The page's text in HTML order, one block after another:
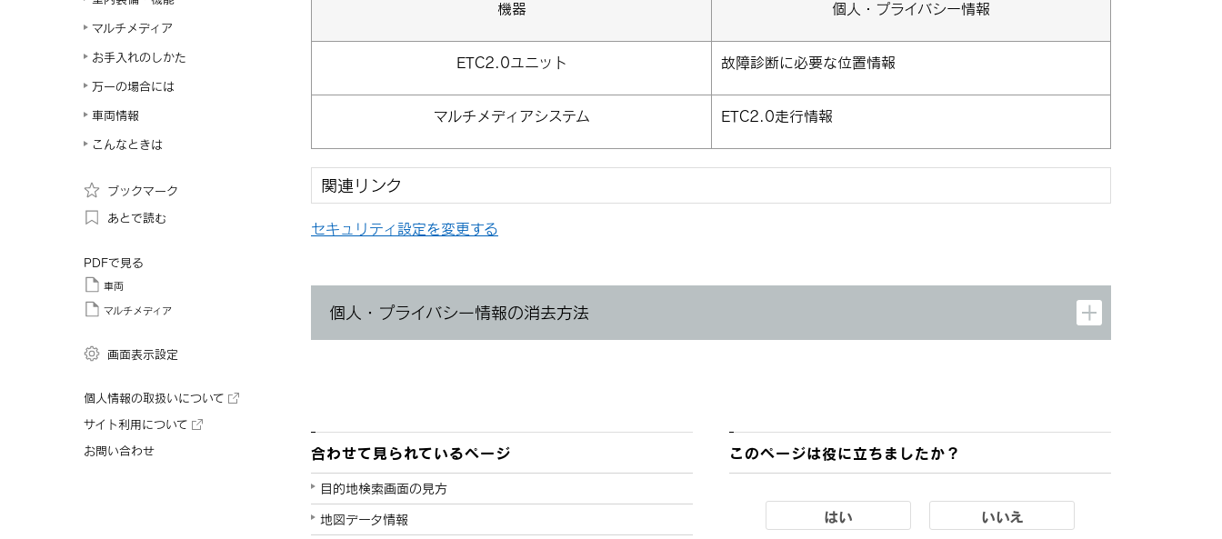
マルチメディア
お手入れのしかた
万一の場合には
車両情報
こんなときは
ブックマーク
あとで読む
PDFで見る
車両
マルチメディア
画面表示設定
個人情報の取扱いについて
サイト利用について
お問い合わせ
機器 個人・プライバシー情報
ETC2.0ユニット 故障診断に必要な位置情報
マルチメディアシステム ETC2.0走行情報
関連リンク
セキュリティ設定を変更する
個人・プライバシー情報の消去方法
合わせて見られているページ
目的地検索画面の見方
地図データ情報
このページは役に立ちましたか？
はい いいえ